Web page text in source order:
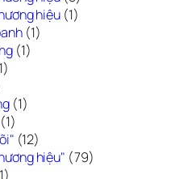
hiệu (1)
(1)
(1)
(1)
(1)
(12)
hiệu" (79)